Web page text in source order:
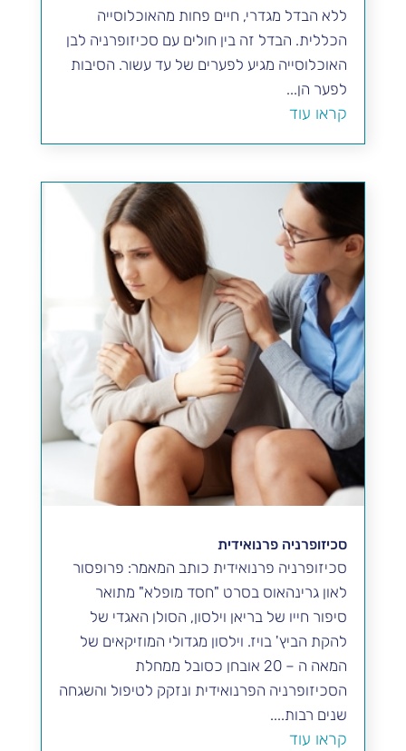
ללא הבדל מגדרי, חיים פחות מהאוכלוסייה
הכללית. הבדל זה בין חולים עם סכיזופרניה לבן
האוכלוסייה מגיע לפערים של עד עשור. הסיבות
לפער הן...
קראו עוד
סכיזופרניה פרנואידית
סכיזופרניה פרנואידית כותב המאמר: פרופסור
לאון גרינהאוס בסרט "חסד מופלא" מתואר
סיפור חייו של בריאן וילסון, הסולן האגדי של
להקת הביץ' בויז. וילסון מגדולי המוזיקאים של
המאה ה – 20 אובחן כסובל ממחלת
הסכיזופרניה הפרנואידית ונזקק לטיפול והשגחה
שנים רבות....
קראו עוד